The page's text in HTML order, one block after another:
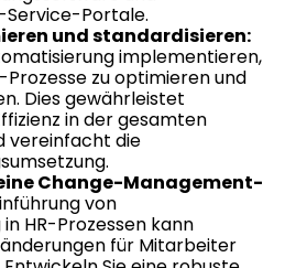
Portale.
und standardisieren:
implementieren,
Prozesse zu optimieren und
Dies gewährleistet
in der gesamten
vereinfacht die
Change-Management-
von
HR-Prozessen kann
für Mitarbeiter